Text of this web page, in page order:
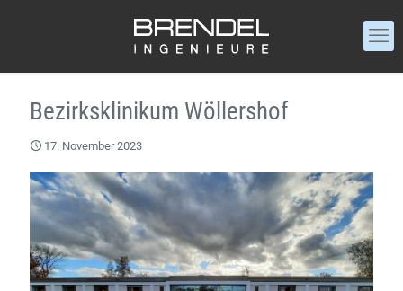
Bezirksklinikum Wöllershof
17. November 2023